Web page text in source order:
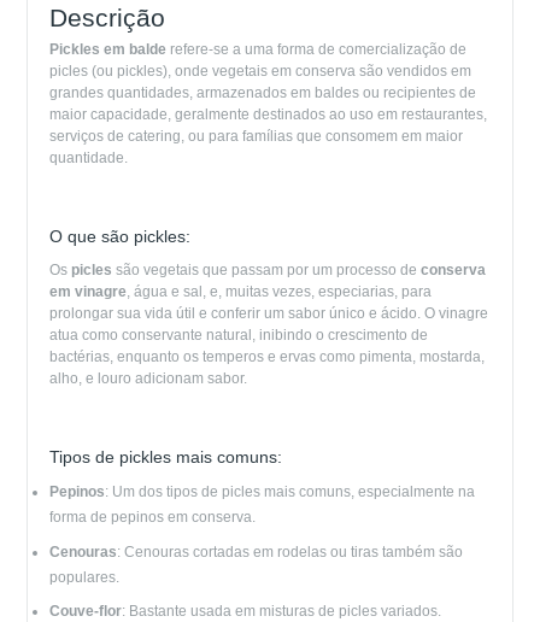
Descrição
Pickles em balde refere-se a uma forma de comercialização de
picles (ou pickles), onde vegetais em conserva são vendidos em
grandes quantidades, armazenados em baldes ou recipientes de
maior capacidade, geralmente destinados ao uso em restaurantes,
serviços de catering, ou para famílias que consomem em maior
quantidade.
O que são pickles:
Os picles são vegetais que passam por um processo deconserva
em vinagre , água e sal, e, muitas vezes, especiarias, para
prolongar sua vida útil e conferir um sabor único e ácido. O vinagre
atua como conservante natural, inibindo o crescimento de
bactérias, enquanto os temperos e ervas como pimenta, mostarda,
alho, e louro adicionam sabor.
Tipos de pickles mais comuns:
Pepinos: Um dos tipos de picles mais comuns, especialmente na
forma de pepinos em conserva.
Cenouras: Cenouras cortadas em rodelas ou tiras também são
populares.
Couve-flor: Bastante usada em misturas de picles variados.